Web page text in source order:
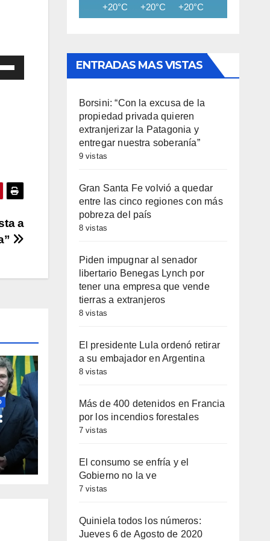
a
+20°C +20°C +20°C
ENTRADAS MAS VISTAS
Borsini: “Con la excusa de la
propiedad privada quieren
extranjerizar la Patagonia y
entregar nuestra soberanía”
9 vistas
Gran Santa Fe volvió a quedar
entre las cinco regiones con más
pobreza del país
8 vistas
Piden impugnar al senador
libertario Benegas Lynch por
tener una empresa que vende
tierras a extranjeros
8 vistas
El presidente Lula ordenó retirar
a su embajador en Argentina
8 vistas
Más de 400 detenidos en Francia
por los incendios forestales
7 vistas
El consumo se enfría y el
Gobierno no la ve
7 vistas
Quiniela todos los números:
Jueves 6 de Agosto de 2020